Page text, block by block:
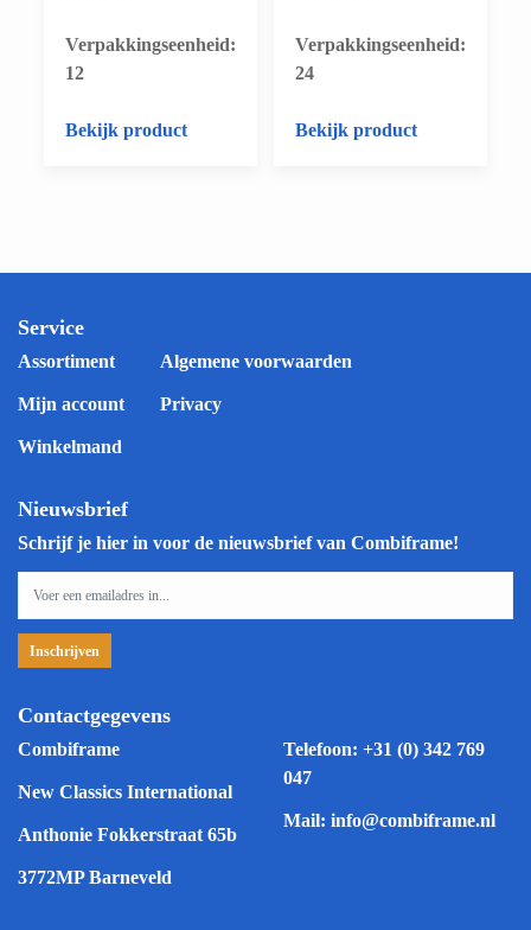
​Verpakkingseenheid:
12
Bekijk product
​Verpakkingseenheid:
24
Bekijk product
Service
Assortiment
Mijn account
Winkelmand
Algemene voorwaarden
Privacy
Nieuwsbrief
Schrijf je hier in voor de nieuwsbrief van Combiframe!
Contactgegevens
Combiframe
New Classics International
Anthonie Fokkerstraat 65b
3772MP Barneveld
Telefoon: +31 (0) 342 769
047
Mail: info@combiframe.nl